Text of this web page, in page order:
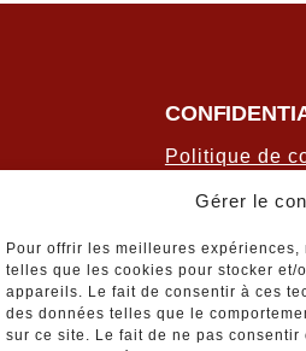
Gérer le
Pour offrir les meilleures
telles que les cookies pour stocker et/
appareils. Le fait de consentir à ces
des données telles que le
sur ce site. Le fait de ne pas
Politique de
Conditions
RÉSEAUX